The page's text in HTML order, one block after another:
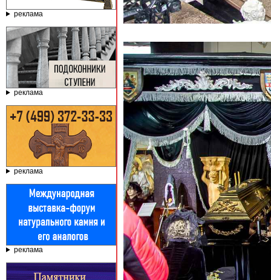
реклама
реклама
реклама
реклама